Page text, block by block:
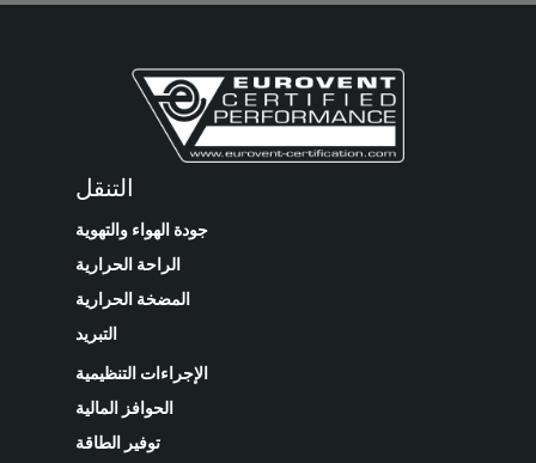
التنقل
جودة الهواء والتهوية
الراحة الحرارية
المضخة الحرارية
الإجراءات التنظيمية
الحوافز المالية
توفير الطاقة